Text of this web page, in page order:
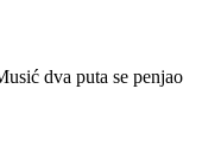
dva puta se penjao